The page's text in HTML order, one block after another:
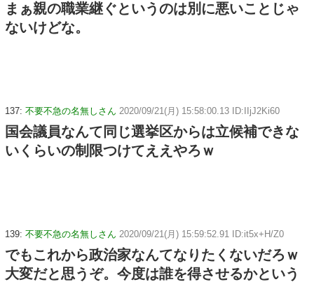
まぁ親の職業継ぐというのは別に悪いことじゃ
ないけどな。
137: 不要不急の名無しさん 2020/09/21(月) 15:58:00.13 ID:IIjJ2Ki60
国会議員なんて同じ選挙区からは立候補できな
いくらいの制限つけてええやろｗ
139: 不要不急の名無しさん 2020/09/21(月) 15:59:52.91 ID:it5x+H/Z0
でもこれから政治家なんてなりたくないだろｗ
大変だと思うぞ。今度は誰を得させるかという